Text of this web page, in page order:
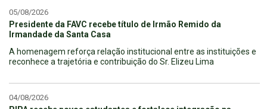
05/08/2026
Presidente da FAVC recebe título de Irmão Remido da
Irmandade da Santa Casa
A homenagem reforça relação institucional entre as instituições e
reconhece a trajetória e contribuição do Sr. Elizeu Lima
04/08/2026